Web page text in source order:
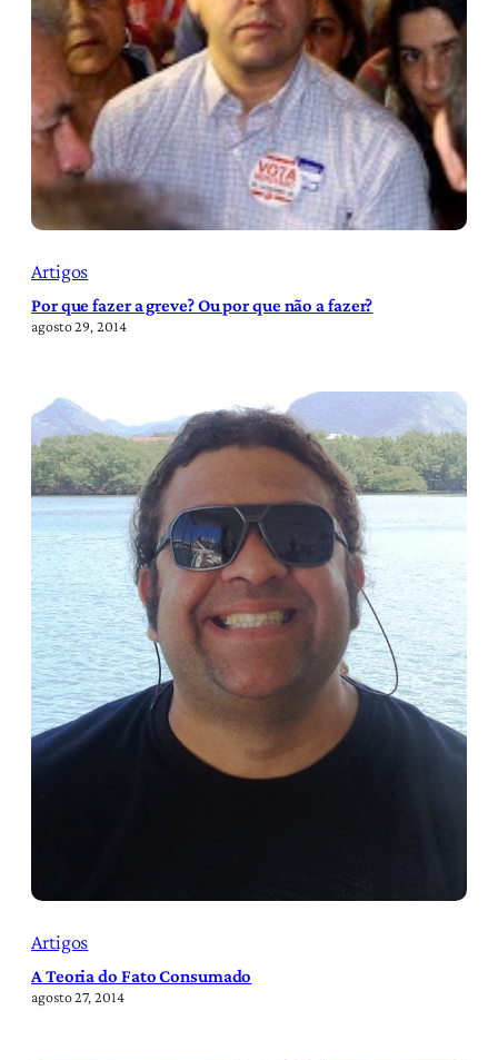
Artigos
Por que fazer a greve? Ou por que não a fazer?
agosto 29, 2014
Artigos
A Teoria do Fato Consumado
agosto 27, 2014